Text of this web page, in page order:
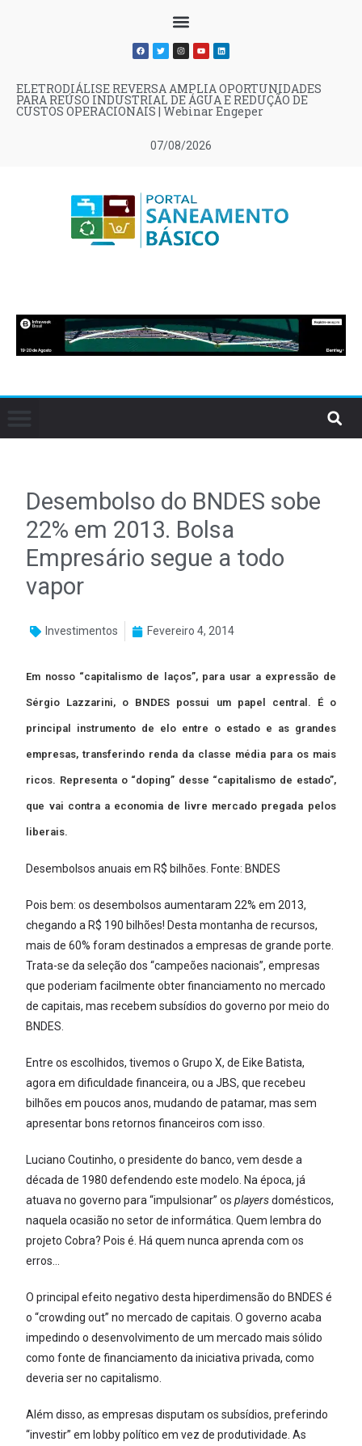
07/08/2026
ELETRODIÁLISE REVERSA AMPLIA OPORTUNIDADES
PARA REÚSO INDUSTRIAL DE ÁGUA E REDUÇÃO DE
CUSTOS OPERACIONAIS | Webinar Engeper
Desembolso do BNDES sobe
22% em 2013. Bolsa
Empresário segue a todo
vapor
Investimentos Fevereiro 4, 2014
Em nosso “capitalismo de laços”, para usar a expressão de
Sérgio Lazzarini, o BNDES possui um papel central. É o
principal instrumento de elo entre o estado e as grandes
empresas, transferindo renda da classe média para os mais
ricos. Representa o “doping” desse “capitalismo de estado”,
que vai contra a economia de livre mercado pregada pelos
liberais.
Desembolsos anuais em R$ bilhões. Fonte: BNDES
Pois bem: os desembolsos aumentaram 22% em 2013,
chegando a R$ 190 bilhões! Desta montanha de recursos,
mais de 60% foram destinados a empresas de grande porte.
Trata-se da seleção dos “campeões nacionais”, empresas
que poderiam facilmente obter financiamento no mercado
de capitais, mas recebem subsídios do governo por meio do
BNDES.
Entre os escolhidos, tivemos o Grupo X, de Eike Batista,
agora em dificuldade financeira, ou a JBS, que recebeu
bilhões em poucos anos, mudando de patamar, mas sem
apresentar bons retornos financeiros com isso.
Luciano Coutinho, o presidente do banco, vem desde a
década de 1980 defendendo este modelo. Na época, já
atuava no governo para “impulsionar” osplayersdomésticos,
naquela ocasião no setor de informática. Quem lembra do
projeto Cobra? Pois é. Há quem nunca aprenda com os
erros…
O principal efeito negativo desta hiperdimensão do BNDES é
o “crowding out” no mercado de capitais. O governo acaba
impedindo o desenvolvimento de um mercado mais sólido
como fonte de financiamento da iniciativa privada, como
deveria ser no capitalismo.
Além disso, as empresas disputam os subsídios, preferindo
“investir” em lobby político em vez de produtividade. As